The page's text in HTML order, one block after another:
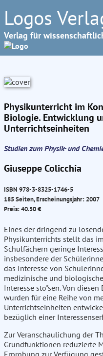
Logos
Verlag für
Physikunterricht im
Biologie. Entwicklung
Unterrichtseinheiten
Studien zum Physik- und
Giuseppe Colicchia
ISBN 978-3-8325-1746-5
185 Seiten, Erscheinungsjahr: 2007
Preis: 40.50 €
Eines der dringend zu
Physikunterrichts stellt das
Schulfächern geringe
insbesondere der
das Interesse von
medizinische und
Interesse sto"sen. Von
wurden für eine Reihe von
Unterrichtseinheiten
bezüglich einer
Zur Veranschaulichung der
Grundfunktionen reduzierte